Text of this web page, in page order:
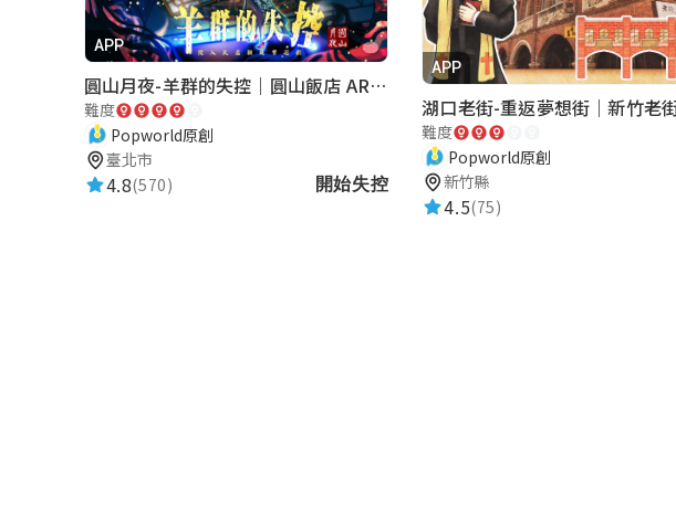
APP
圓山月夜-羊群的失控｜圓山飯店 ARG實境解謎遊戲
難度
Popworld原創
臺北市
4.8(570) 開始失控
APP
難度
Popworld原創
新竹縣
4.5(75)